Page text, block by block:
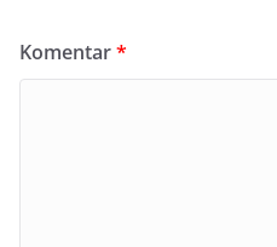
Komentar*